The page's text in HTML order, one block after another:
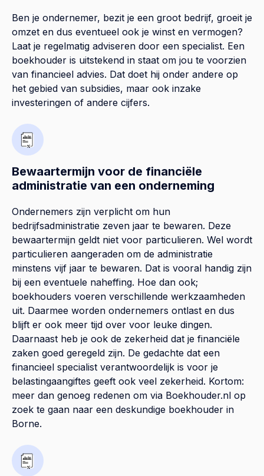
Ben je ondernemer, bezit je een groot bedrijf, groeit je
omzet en dus eventueel ook je winst en vermogen?
Laat je regelmatig adviseren door een specialist. Een
boekhouder is uitstekend in staat om jou te voorzien
van financieel advies. Dat doet hij onder andere op
het gebied van subsidies, maar ook inzake
investeringen of andere cijfers.
Bewaartermijn voor de financiële
administratie van een onderneming
Ondernemers zijn verplicht om hun
bedrijfsadministratie zeven jaar te bewaren. Deze
bewaartermijn geldt niet voor particulieren. Wel wordt
particulieren aangeraden om de administratie
minstens vijf jaar te bewaren. Dat is vooral handig zijn
bij een eventuele naheffing. Hoe dan ook;
boekhouders voeren verschillende werkzaamheden
uit. Daarmee worden ondernemers ontlast en dus
blijft er ook meer tijd over voor leuke dingen.
Daarnaast heb je ook de zekerheid dat je financiële
zaken goed geregeld zijn. De gedachte dat een
financieel specialist verantwoordelijk is voor je
belastingaangiftes geeft ook veel zekerheid. Kortom:
meer dan genoeg redenen om via Boekhouder.nl op
zoek te gaan naar een deskundige boekhouder in
Borne.